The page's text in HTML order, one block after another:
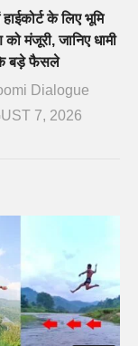
हाईकोर्ट के लिए भूमि
मंजूरी, जानिए धामी
बड़े फैसले
Dialogue
7, 2026